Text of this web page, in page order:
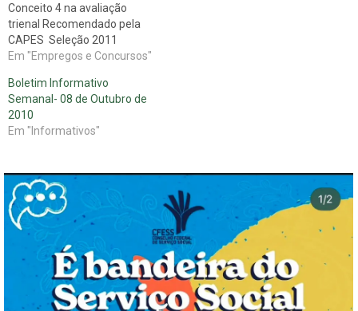
Conceito 4 na avaliação
trienal Recomendado pela
CAPES Seleção 2011
INSCRIÇÕES: Até 26/11/10
110,00 (cento e dez reais)
PROCESSO SELETIVO:
Processo de seleção
constará de duas fases,
INSCRIÇÃO duas cópias do
formulário de inscrição
preenchido (disponível…
Em "Empregos e Concursos"
Boletim Informativo
Semanal- 08 de Outubro de
2010
Em "Informativos"